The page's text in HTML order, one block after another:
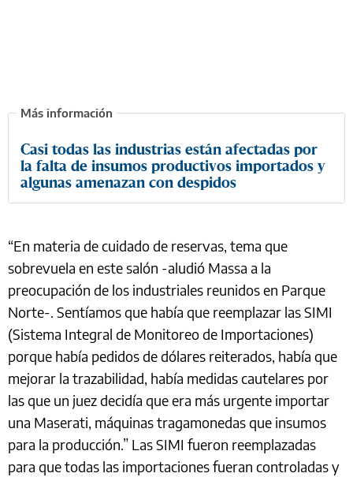
Casi todas las industrias están afectadas por
la falta de insumos productivos importados y
algunas amenazan con despidos
“En materia de cuidado de reservas, tema que
sobrevuela en este salón -aludió Massa a la
preocupación de los industriales reunidos en Parque
Norte-. Sentíamos que había que reemplazar las SIMI
(Sistema Integral de Monitoreo de Importaciones)
porque había pedidos de dólares reiterados, había que
mejorar la trazabilidad, había medidas cautelares por
las que un juez decidía que era más urgente importar
una Maserati, máquinas tragamonedas que insumos
para la producción.” Las SIMI fueron reemplazadas
para que todas las importaciones fueran controladas y